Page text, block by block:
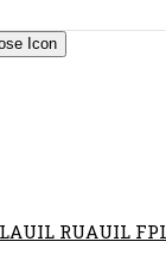
UIL RUAUIL